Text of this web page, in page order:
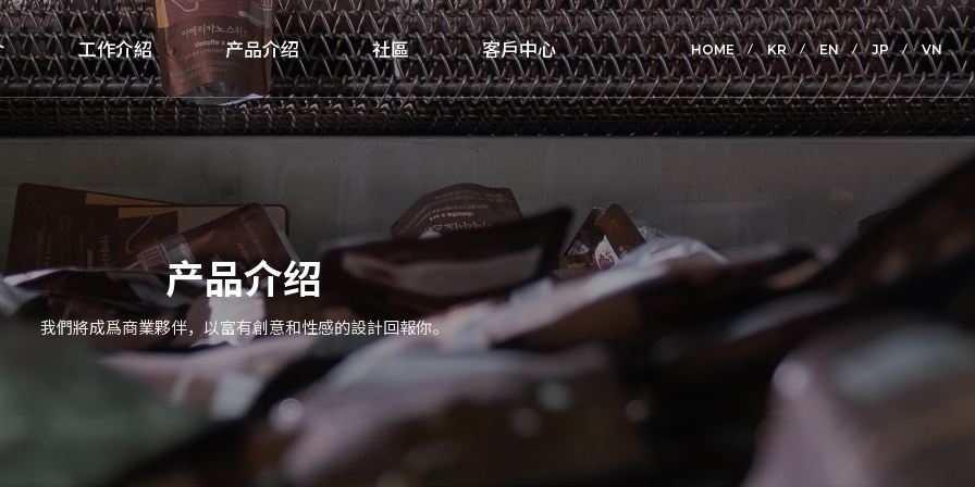
HOME KR EN JP VN
工作介紹 产品介绍 社區 客戶中心
产品介绍
我們將成爲商業夥伴，以富有創意和性感的設計回報你。